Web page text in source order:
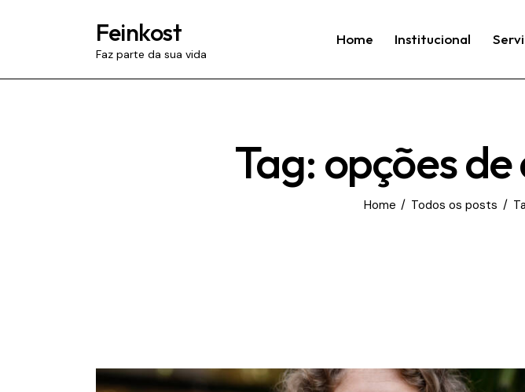
Feinkost
Faz parte da sua vida
Home Institucional
Tag: opções
Home Todos os posts